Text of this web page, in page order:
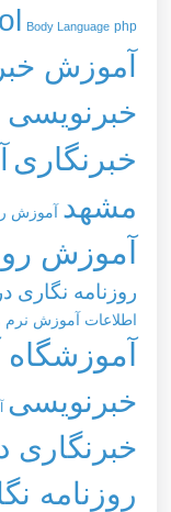
Body Language php
آموزش
خبرنگاری
مشهد آموزش
آموزش
روزنامه نگاری
اطلاعات آموزش نرم
خبرنویسی
خبرنگاری
روزنامه